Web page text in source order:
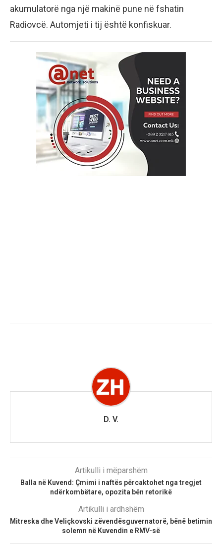
akumulatorë nga një makinë pune në fshatin
Radiovcë. Automjeti i tij është konfiskuar.
D. V.
Artikulli i mëparshëm
Balla në Kuvend: Çmimi i naftës përcaktohet nga tregjet
ndërkombëtare, opozita bën retorikë
Artikulli i ardhshëm
Mitreska dhe Veliçkovski zëvendësguvernatorë, bënë betimin
solemn në Kuvendin e RMV-së